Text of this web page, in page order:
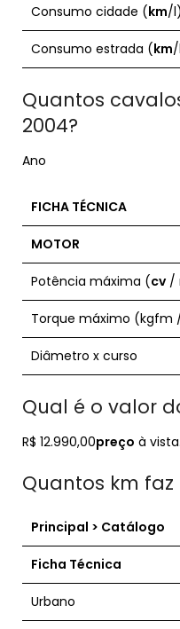
Consumo cidade (km/l)
Consumo estrada (km
Quantos
2004?
Ano
FICHA TÉCNICA
MOTOR
Potência máxima (cv /
Torque máximo (kgfm
Diâmetro x curso
Qual é o valor
R$ 12.990,00preço à vista.
Quantos km faz
Principal > Catálogo
Ficha Técnica
Urbano